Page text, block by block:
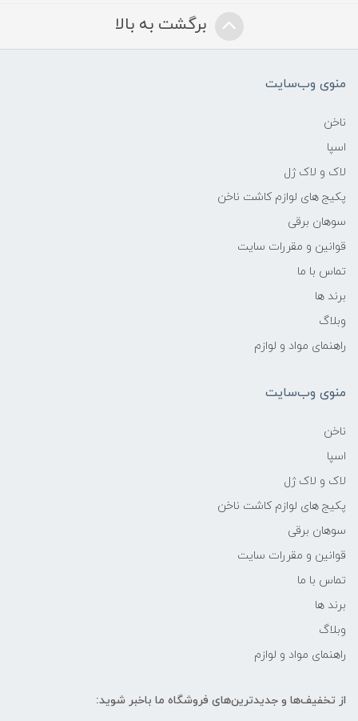
برگشت به بالا
منوی وب‌سایت
ناخن
اسپا
لاک و لاک ژل
پکیج های لوازم کاشت ناخن
سوهان برقی
قوانین و مقررات سایت
تماس با ما
برند ها
وبلاگ
راهنمای مواد و لوازم
منوی وب‌سایت
ناخن
اسپا
لاک و لاک ژل
پکیج های لوازم کاشت ناخن
سوهان برقی
قوانین و مقررات سایت
تماس با ما
برند ها
وبلاگ
راهنمای مواد و لوازم
از تخفیف‌ها و جدیدترین‌های فروشگاه ما باخبر شوید: